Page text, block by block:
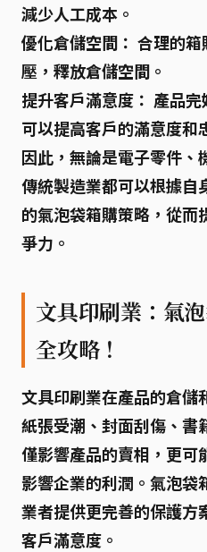
減少人工成本。
優化倉儲空間： 合理的箱
壓，釋放倉儲空間。
提升客戶滿意度： 產品完
可以提高客戶的滿意度和
因此，無論是電子零件、
傳統製造業都可以根據自
的氣泡袋箱購策略，從而
爭力。
文具印刷業：氣
全攻略！
文具印刷業在產品的倉儲
紙張受潮、封面刮傷、書
僅影響產品的賣相，更可
影響企業的利潤。氣泡袋
業者提供更完善的保護方
客戶滿意度。